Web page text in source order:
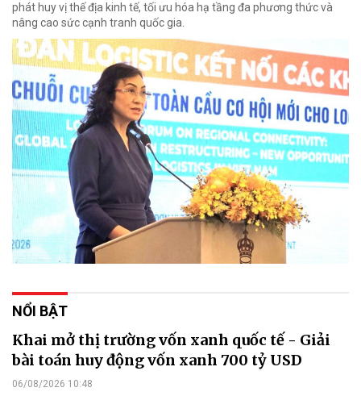
phát huy vị thế địa kinh tế, tối ưu hóa hạ tầng đa phương thức và
nâng cao sức cạnh tranh quốc gia.
NỔI BẬT
Khai mở thị trường vốn xanh quốc tế - Giải
bài toán huy động vốn xanh 700 tỷ USD
06/08/2026 10:48